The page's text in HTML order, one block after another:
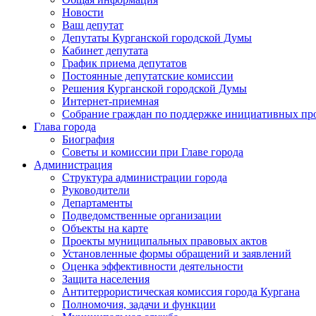
Новости
Ваш депутат
Депутаты Курганской городской Думы
Кабинет депутата
График приема депутатов
Постоянные депутатские комиссии
Решения Курганской городской Думы
Интернет-приемная
Собрание граждан по поддержке инициативных
Глава города
Биография
Советы и комиссии при Главе города
Администрация
Структура администрации города
Руководители
Департаменты
Подведомственные организации
Объекты на карте
Проекты муниципальных правовых актов
Установленные формы обращений и заявлений
Оценка эффективности деятельности
Защита населения
Антитеррористическая комиссия города Кургана
Полномочия, задачи и функции